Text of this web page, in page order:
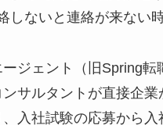
しないと連絡が来ない
ジェント（旧Spring転
ンサルタントが直接企業
入社試験の応募から入